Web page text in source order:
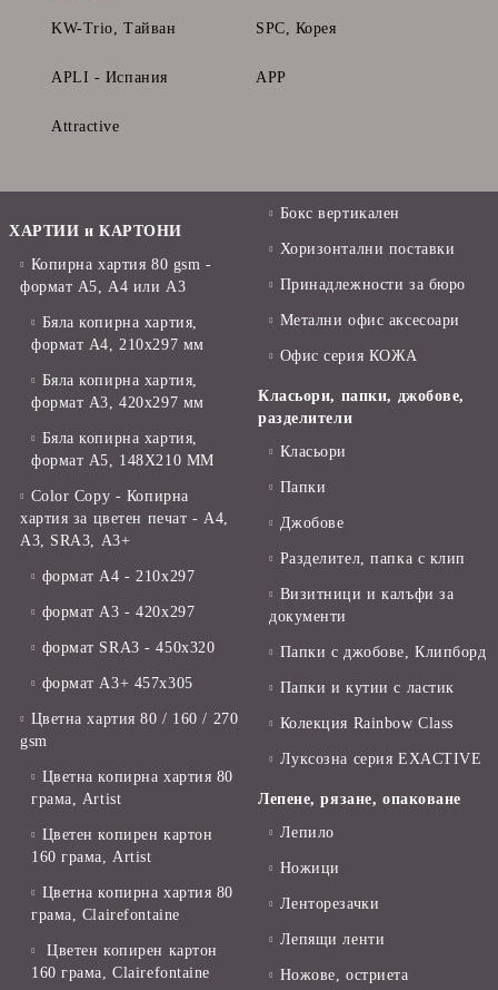
KW-Trio, Тайван SPC, Корея
APLI - Испания APP
Attractive
ХАРТИИ и КАРТОНИ
Копирна хартия 80 gsm -
формат А5, А4 или А3
Бяла копирна хартия,
формат А4, 210x297 мм
Бяла копирна хартия,
формат А3, 420x297 мм
Бяла копирна хартия,
формат А5, 148X210 ММ
Color Copy - Копирна
хартия за цветен печат - А4,
А3, SRA3, А3+
формат А4 - 210x297
формат А3 - 420x297
формат SRA3 - 450x320
формат А3+ 457x305
Цветна хартия 80 / 160 / 270
gsm
Цветна копирна хартия 80
грама, Artist
Цветен копирен картон
160 грама, Artist
Цветна копирна хартия 80
грама, Clairefontaine
Цветен копирен картон
160 грама, Clairefontaine
Бокс вертикален
Хоризонтални поставки
Принадлежности за бюро
Метални офис аксесоари
Офис серия КОЖА
Класьори, папки, джобове,
разделители
Класьори
Папки
Джобове
Разделител, папка с клип
Визитници и калъфи за
документи
Папки с джобове, Клипборд
Папки и кутии с ластик
Колекция Rainbow Class
Луксозна серия EXACTIVE
Лепене, рязане, опаковане
Лепило
Ножици
Ленторезачки
Лепящи ленти
Ножове, остриета